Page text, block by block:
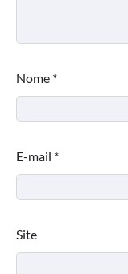
Nome *
E-mail *
Site